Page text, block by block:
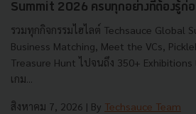
Summit 2026 ครบทุกอย่างที่ต้องรู้ก่อ
รวมทุกกิจกรรมไฮไลต์ Techsauce Global
Business Matching, Meet the VCs,
Treasure Hunt ไปจนถึง 350+
เกม...
สิงหาคม 7, 2026 | By Techsauce Team